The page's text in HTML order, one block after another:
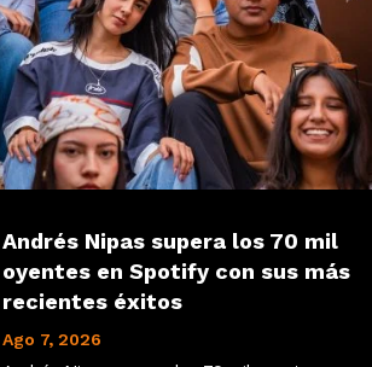
Andrés Nipas supera los 70 mil
oyentes en Spotify con sus más
recientes éxitos
Ago 7, 2026